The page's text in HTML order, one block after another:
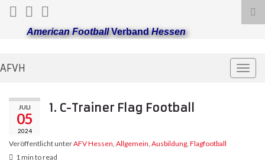
American FootballVerbandHessen
AFVH
JULI
05
2024
1. C-Trainer Flag Football
Veröffentlicht unterAFV Hessen, Allgemein, Ausbildung, Flagfootball
1 min to read